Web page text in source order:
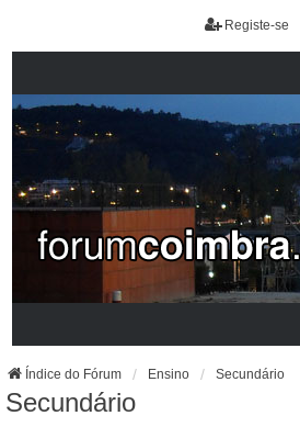
Registe-se
Índice do Fórum Ensino Secundário
Secundário